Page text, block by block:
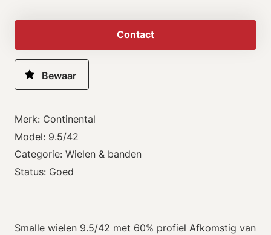
Contact
Merk: Continental
Model: 9.5/42
Categorie: Wielen & banden
Status: Goed
Smalle wielen 9.5/42 met 60% profiel Afkomstig van